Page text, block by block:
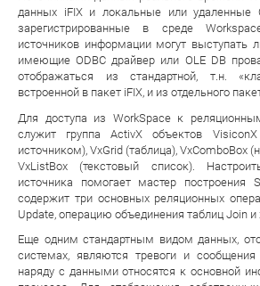
данных iFIX и локальные или удаленные
зарегистрированные в среде
источников информации могут выступать
имеющие ODBC драйвер или OLE DB
отображаться из стандартной, т.н.
встроенной в пакет iFIX, и из отдельного
Для доступа из WorkSpace к
служит группа ActivX объектов
источником), VxGrid (таблица), VxComboBox
VxListBox (текстовый список).
источника помогает мастер построения
содержит три основных реляционных
Update, операцию объединения таблиц Join
Еще одним стандартным видом данных,
системах, являются тревоги и
наряду с данными относятся к основной